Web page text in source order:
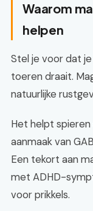
Waarom
helpen
Stel je voor dat
toeren draait.
natuurlijke
Het helpt
aanmaak van
Een tekort aan
met ADHD-
voor prikkels.